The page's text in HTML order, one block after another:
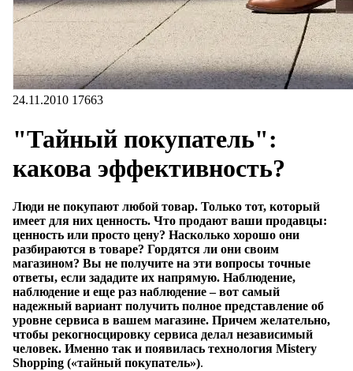
24.11.2010 17663
"Тайный покупатель":
какова эффективность?
Люди не покупают любой товар. Только тот, который
имеет для них ценность. Что продают ваши продавцы:
ценность или просто цену? Насколько хорошо они
разбираются в товаре? Гордятся ли они своим
магазином? Вы не получите на эти вопросы точные
ответы, если зададите их напрямую. Наблюдение,
наблюдение и еще раз наблюдение – вот самый
надежный вариант получить полное представление об
уровне сервиса в вашем магазине. Причем желательно,
чтобы рекогносцировку сервиса делал независимый
человек. Именно так и появилась технология Mistery
Shopping («тайный покупатель»).